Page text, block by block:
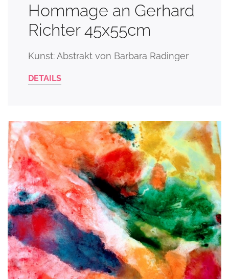
Hommage an Gerhard
Richter 45x55cm
Kunst: Abstrakt von Barbara Radinger
DETAILS